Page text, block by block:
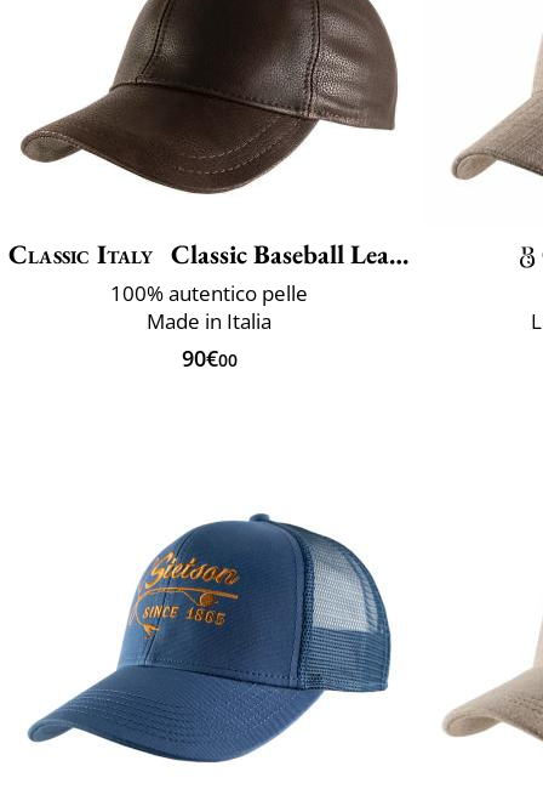
Classic Italy Classic Baseball Leather
100% autentico pelle
Made in Italia
90€00